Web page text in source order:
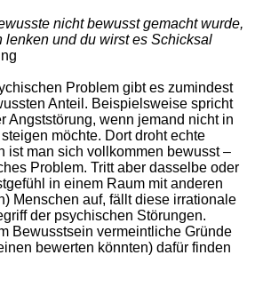
nicht bewusst gemacht wurde,
lenken und du wirst es Schicksal
Problem gibt es zumindest
Anteil. Beispielsweise spricht
Angststörung, wenn jemand nicht in
möchte. Dort droht echte
ist man sich vollkommen bewusst –
Problem. Tritt aber dasselbe oder
in einem Raum mit anderen
Menschen auf, fällt diese irrationale
der psychischen Störungen.
Bewusstsein vermeintliche Gründe
bewerten könnten) dafür finden